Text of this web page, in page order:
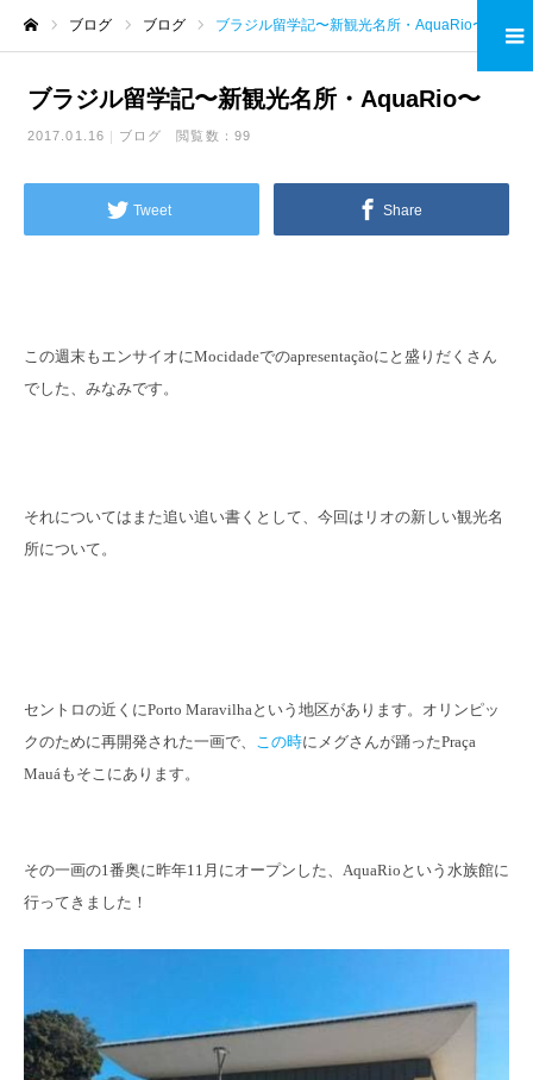
ブログ ブログ ブラジル留学記〜新観光名所・AquaRio〜
ブラジル留学記〜新観光名所・AquaRio〜
2017.01.16 ブログ 閲覧数：99
Tweet Share
この週末もエンサイオにMocidadeでのapresentaçãoにと盛りだくさん
でした、みなみです。
それについてはまた追い追い書くとして、今回はリオの新しい観光名
所について。
セントロの近くにPorto Maravilhaという地区があります。オリンピッ
クのために再開発された一画で、 この時にメグさんが踊ったPraça
Mauáもそこにあります。
その一画の1番奥に昨年11月にオープンした、AquaRioという水族館に
行ってきました！